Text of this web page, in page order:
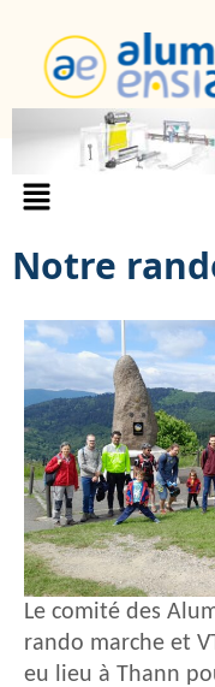
Notre
Le comité des
rando marche et
eu lieu à Thann